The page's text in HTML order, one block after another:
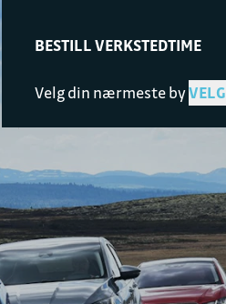
BESTILL VERKSTEDTIME
Velg din nærmeste byVELG